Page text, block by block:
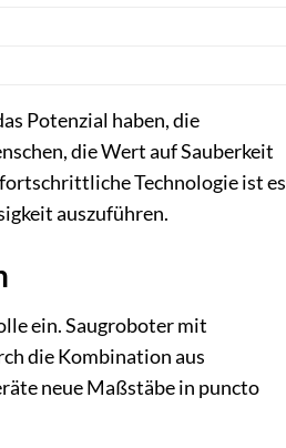
Potenzial haben, die
die Wert auf Sauberkeit
Technologie ist es
auszuführen.
ein. Saugroboter mit
die Kombination aus
neue Maßstäbe in puncto